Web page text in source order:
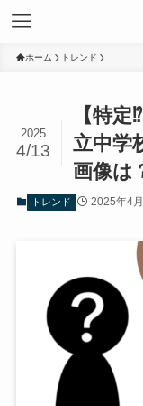
ホーム トレンド
【特
立中学
画像は
2025
4/13
トレンド 2025年4